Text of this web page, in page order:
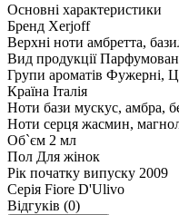
Основні характеристики
Бренд Xerjoff
Верхні ноти амбретта,
Вид продукції
Групи ароматів Фужерні,
Країна Італія
Ноти бази мускус, амбра,
Ноти серця жасмин,
Об`єм 2 мл
Пол Для жінок
Рік початку випуску 2009
Серія Fiore D'Ulivo
Відгуків (0)